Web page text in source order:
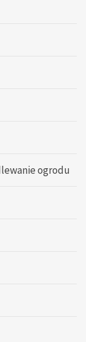
ogrodu